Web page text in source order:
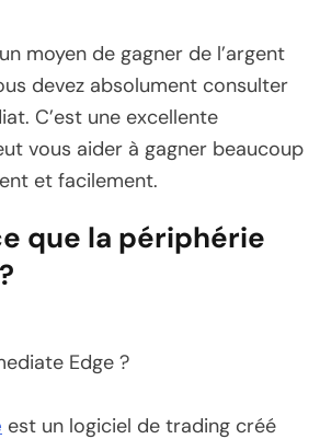
moyen de gagner de l’argent
devez absolument consulter
C’est une excellente
vous aider à gagner beaucoup
et facilement.
que la périphérie
Edge ?
est un logiciel de trading créé